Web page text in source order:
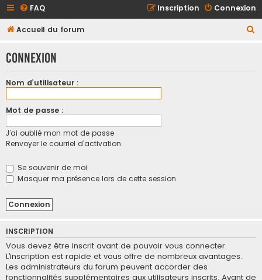
FAQ Connexion
Inscription
Accueil du forum
h
Connexion
Nom d’utilisateur :
Mot de passe :
J’ai oublié mon mot de passe
Renvoyer le courriel d’activation
Se souvenir de moi
Masquer ma présence lors de cette session
INSCRIPTION
Vous devez être inscrit avant de pouvoir vous connecter.
L’inscription est rapide et vous offre de nombreux avantages.
Les administrateurs du forum peuvent accorder des
fonctionnalités supplémentaires aux utilisateurs inscrits. Avant de